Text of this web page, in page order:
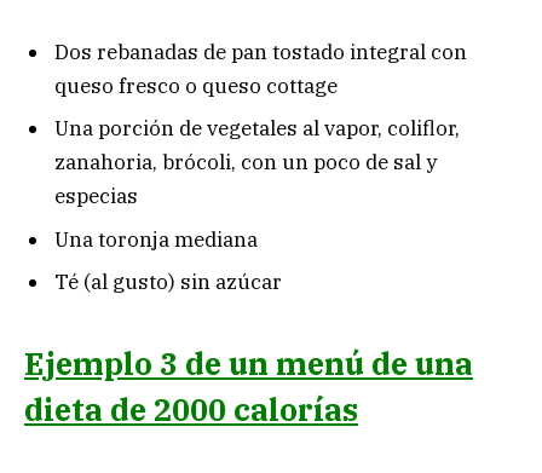
Dos rebanadas de pan tostado integral con
queso fresco o queso cottage
Una porción de vegetales al vapor, coliflor,
zanahoria, brócoli, con un poco de sal y
especias
Una toronja mediana
Té (al gusto) sin azúcar
Ejemplo 3 de un menú de una
dieta de 2000 calorías